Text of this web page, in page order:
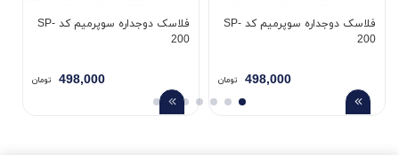
فلاسک دوجداره سوپرمیم کد SP-
200
498,000 تومان
فلاسک دوجداره سوپرمیم کد SP-
200
498,000 تومان